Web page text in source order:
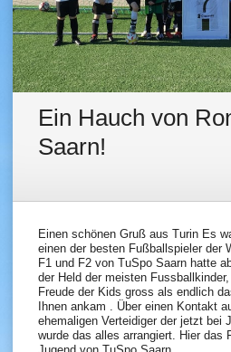
Ein Hauch von
Saarn!
Einen schönen Gruß aus Turin Es
einen der besten Fußballspieler der
F1 und F2 von TuSpo Saarn hatte
der Held der meisten
Freude der Kids gross als endlich
Ihnen ankam . Über einen Kontakt
ehemaligen Verteidiger der jetzt bei
wurde das alles arrangiert. Hier das